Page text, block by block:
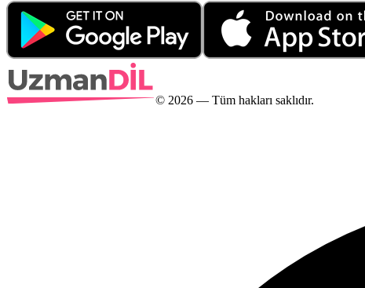
© 2026 — Tüm hakları saklıdır.